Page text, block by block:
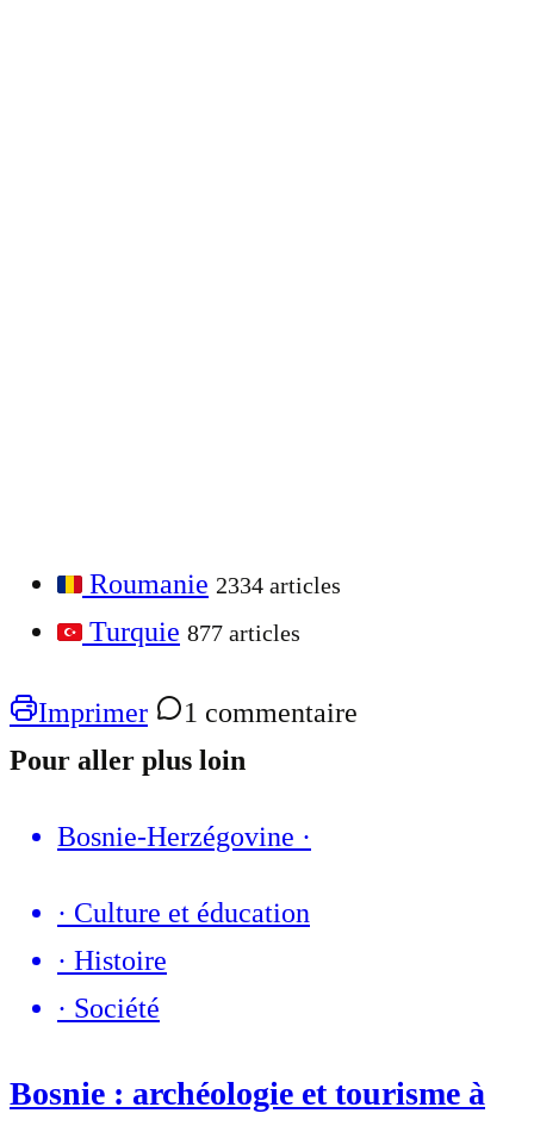
Roumanie 2334 articles
Turquie 877 articles
Imprimer
1 commentaire
Pour aller plus loin
Bosnie-Herzégovine ·
· Culture et éducation
· Histoire
· Société
Bosnie : archéologie et tourisme à